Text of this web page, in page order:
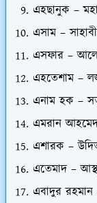
এহছানুক –
এসাম –
এসফার –
এহতেশাম –
এনাম হক –
এমরান
এশারক –
এতেমাদ –
এবাদুর রহমান